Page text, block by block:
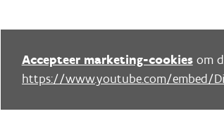
Accepteer marketing-cookiesom